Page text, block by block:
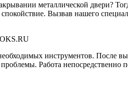
металлической двери?
Вызвав нашего
инструментов. После
Работа непосредственно